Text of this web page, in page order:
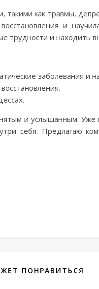
как травмы,
и
трудности и находить
заболевания и
и услышанным.
себя. Предлагаю
ПОНРАВИТЬСЯ